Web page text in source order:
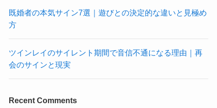
既婚者の本気サイン7選｜遊びとの決定的な違いと見極め
方
ツインレイのサイレント期間で音信不通になる理由｜再
会のサインと現実
Recent Comments